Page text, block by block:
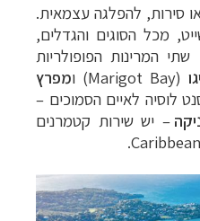
או סירות, להפלגה עצמאית.
מכל הסוגים והגדלים,
המרינות הפופולריות
(Marigot Bay) ומפרץ
לוסיה לאיים הסמוכים –
– יש שירות קטמרנים